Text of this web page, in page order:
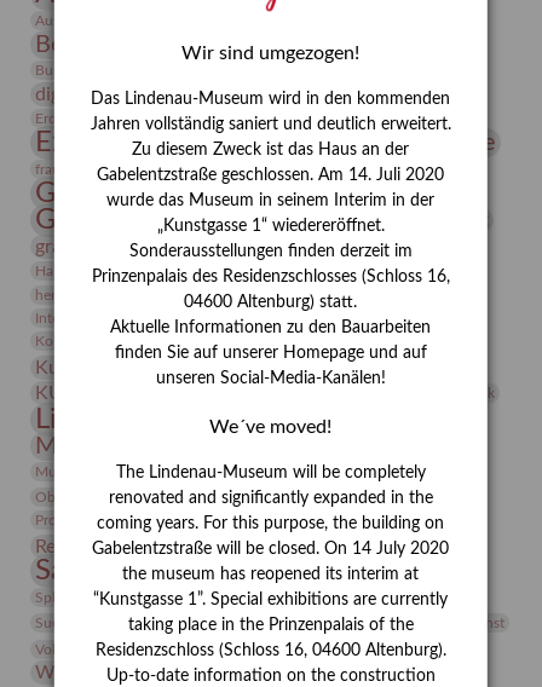
Ausstellung „Vier Winde“
Bernhard August von Lindenau
Burg Posterstein
digitallabor Entartete Kunst
Enteignung
Erdmann Julius Dietrich
Erlebnisportal estrusker Exlibris
Expressionismus Festrede Florenz Fotografie
frauen Frauen in der Antike und heute
Gerhard-Altenbourg-Preis
Gerhard Altenbourg
Gerhard Kurt Müller
grafische sammlung griechische Mythologie
Hanns-Conon von der Gabelentz Heinrich Kirchhoff Heldinnen
herman de vries Humboldt
Insekten
Integriertes Schädlingsmanagement
Jahresempfang
Kolosseum
Kunst
Kunstmuseum Kunstvermittlung Kunst von Kühl
KUNSTWAND Künstler Lehmbruck
Lindenau-Museum Marstall
Museumsgeschichte
Museumspädagogik Mäzen Napoleon Natur
Neue Remise
Objekt im Fokus
Paul Klee Peter Schnürpel Phelloplastik
Pohlhof
Provenienz
Provenienzforschung
Restaurierung Restitution Rudi Lesser Ruth Wolf-Rehfeld
Sammlung Samstagszeichner Skulptur
Sonderausstellung
Sphinx
studio Studio Bildende Kunst
studioDIGITAL
Suermondt-Ludwig-Museum
Vermittlung Video
Videokunst
Volontariat
Walter Rheiner Weihnachten Werefkin
Werkbetrachtung Winter Wissenschaft
Wolf and Dog
Wir sind umgezogen!
Das Lindenau-Museum wird in den kommenden
Jahren vollständig saniert und deutlich erweitert.
Zu diesem Zweck ist das Haus an der
Gabelentzstraße geschlossen. Am 14. Juli 2020
wurde das Museum in seinem Interim in der
„Kunstgasse 1“ wiedereröffnet.
Sonderausstellungen finden derzeit im
Prinzenpalais des Residenzschlosses (Schloss 16,
04600 Altenburg) statt.
Aktuelle Informationen zu den Bauarbeiten
finden Sie auf unserer Homepage und auf
unseren Social-Media-Kanälen!
We´ve moved!
The Lindenau-Museum will be completely
renovated and significantly expanded in the
coming years. For this purpose, the building on
Gabelentzstraße will be closed. On 14 July 2020
the museum has reopened its interim at
“Kunstgasse 1”. Special exhibitions are currently
taking place in the Prinzenpalais of the
Residenzschloss (Schloss 16, 04600 Altenburg).
Up-to-date information on the construction